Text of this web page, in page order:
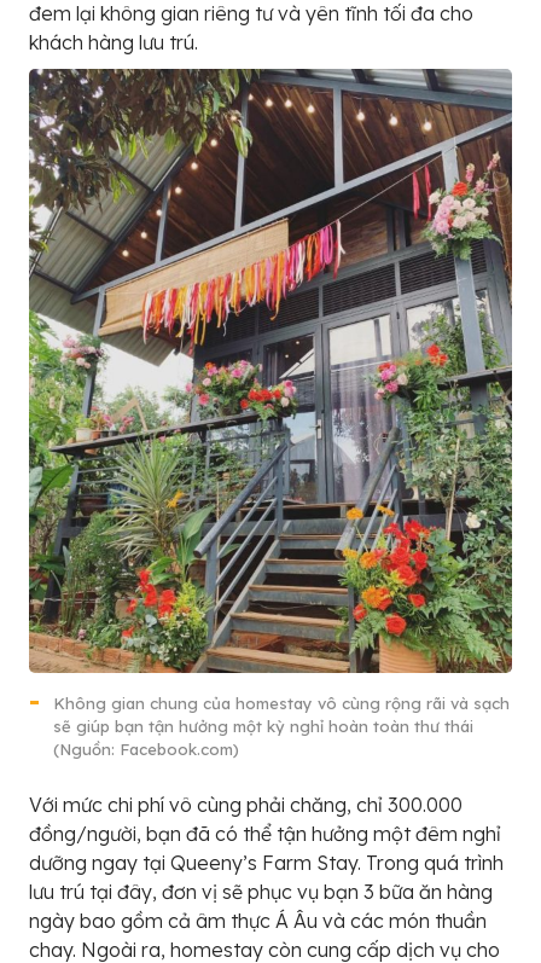
đem lại không gian riêng tư và yên tĩnh tối đa cho
khách hàng lưu trú.
Không gian chung của homestay vô cùng rộng rãi và sạch
sẽ giúp bạn tận hưởng một kỳ nghỉ hoàn toàn thư thái
(Nguồn: Facebook.com)
Với mức chi phí vô cùng phải chăng, chỉ 300.000
đồng/người, bạn đã có thể tận hưởng một đêm nghỉ
dưỡng ngay tại Queeny’s Farm Stay. Trong quá trình
lưu trú tại đây, đơn vị sẽ phục vụ bạn 3 bữa ăn hàng
ngày bao gồm cả âm thực Á Âu và các món thuần
chay. Ngoài ra, homestay còn cung cấp dịch vụ cho